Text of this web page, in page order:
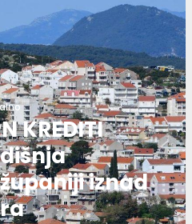
KREDITI
iznad